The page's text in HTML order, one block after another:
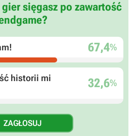
sięgasz po zawartość
67,4%
historii mi
32,6%